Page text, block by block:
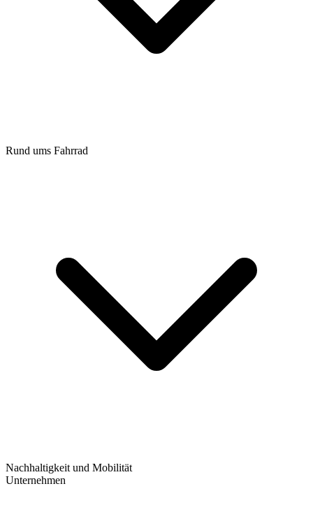
Rund ums Fahrrad
Nachhaltigkeit und Mobilität
Unternehmen